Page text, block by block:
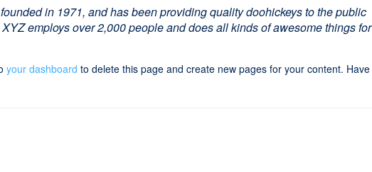
in 1971, and has been providing quality doohickeys to the public
employs over 2,000 people and does all kinds of awesome things for
your dashboard to delete this page and create new pages for your content. Have